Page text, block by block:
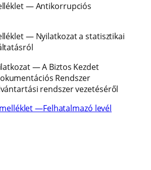
— Antikorrupciós
— Nyilatkozat a statisztikai
— A Biztos Kezdet
Rendszer
rendszer vezetéséről
—Felhatalmazó levél